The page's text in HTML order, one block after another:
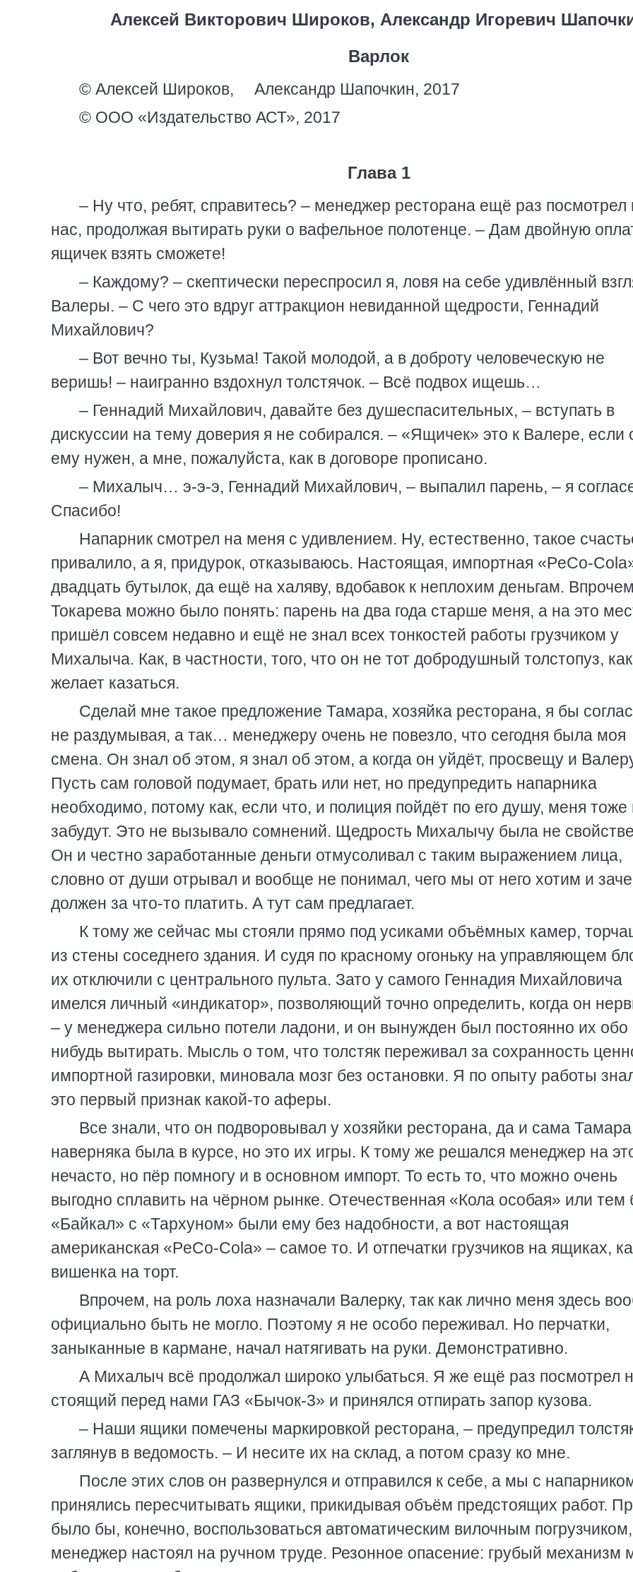
Алексей Викторович Широков, Александр Игоревич
Варлок
© Алексей Широков, Александр Шапочкин, 2017
© ООО «Издательство АСТ», 2017
Глава 1
– Ну что, ребят, справитесь? – менеджер ресторана ещё раз посмотрел
нас, продолжая вытирать руки о вафельное полотенце. – Дам двойную
ящичек взять сможете!
– Каждому? – скептически переспросил я, ловя на себе удивлённый
Валеры. – С чего это вдруг аттракцион невиданной щедрости, Геннадий
Михайлович?
– Вот вечно ты, Кузьма! Такой молодой, а в доброту человеческую не
веришь! – наигранно вздохнул толстячок. – Всё подвох ищешь…
– Геннадий Михайлович, давайте без душеспасительных, – вступать в
дискуссии на тему доверия я не собирался. – «Ящичек» это к Валере, если
ему нужен, а мне, пожалуйста, как в договоре прописано.
– Михалыч… э-э-э, Геннадий Михайлович, – выпалил парень, – я
Спасибо!
Напарник смотрел на меня с удивлением. Ну, естественно, такое
привалило, а я, придурок, отказываюсь. Настоящая, импортная «PeCo-
двадцать бутылок, да ещё на халяву, вдобавок к неплохим деньгам.
Токарева можно было понять: парень на два года старше меня, а на это
пришёл совсем недавно и ещё не знал всех тонкостей работы грузчиком у
Михалыча. Как, в частности, того, что он не тот добродушный толстопуз,
желает казаться.
Сделай мне такое предложение Тамара, хозяйка ресторана, я бы
не раздумывая, а так… менеджеру очень не повезло, что сегодня была моя
смена. Он знал об этом, я знал об этом, а когда он уйдёт, просвещу и
Пусть сам головой подумает, брать или нет, но предупредить напарника
необходимо, потому как, если что, и полиция пойдёт по его душу, меня тоже
забудут. Это не вызывало сомнений. Щедрость Михалычу была не
Он и честно заработанные деньги отмусоливал с таким выражением лица,
словно от души отрывал и вообще не понимал, чего мы от него хотим и
должен за что-то платить. А тут сам предлагает.
К тому же сейчас мы стояли прямо под усиками объёмных камер,
из стены соседнего здания. И судя по красному огоньку на управляющем
их отключили с центрального пульта. Зато у самого Геннадия Михайловича
имелся личный «индикатор», позволяющий точно определить, когда он
– у менеджера сильно потели ладони, и он вынужден был постоянно их обо
нибудь вытирать. Мысль о том, что толстяк переживал за сохранность
импортной газировки, миновала мозг без остановки. Я по опыту работы
это первый признак какой-то аферы.
Все знали, что он подворовывал у хозяйки ресторана, да и сама Тамара
наверняка была в курсе, но это их игры. К тому же решался менеджер на
нечасто, но пёр помногу и в основном импорт. То есть то, что можно очень
выгодно сплавить на чёрном рынке. Отечественная «Кола особая» или тем
«Байкал» с «Тархуном» были ему без надобности, а вот настоящая
американская «PeCo-Cola» – самое то. И отпечатки грузчиков на ящиках,
вишенка на торт.
Впрочем, на роль лоха назначали Валерку, так как лично меня здесь
официально быть не могло. Поэтому я не особо переживал. Но перчатки,
заныканные в кармане, начал натягивать на руки. Демонстративно.
А Михалыч всё продолжал широко улыбаться. Я же ещё раз посмотрел
стоящий перед нами ГАЗ «Бычок-3» и принялся отпирать запор кузова.
– Наши ящики помечены маркировкой ресторана, – предупредил
заглянув в ведомость. – И несите их на склад, а потом сразу ко мне.
После этих слов он развернулся и отправился к себе, а мы с
принялись пересчитывать ящики, прикидывая объём предстоящих работ.
было бы, конечно, воспользоваться автоматическим вилочным
менеджер настоял на ручном труде. Резонное опасение: грубый механизм